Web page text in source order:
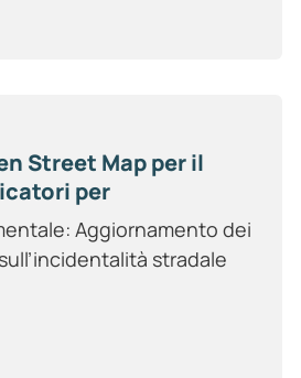
Street Map per il
per
stradale sulla rete
Anno 2023
Aggiornamento dei
stradale